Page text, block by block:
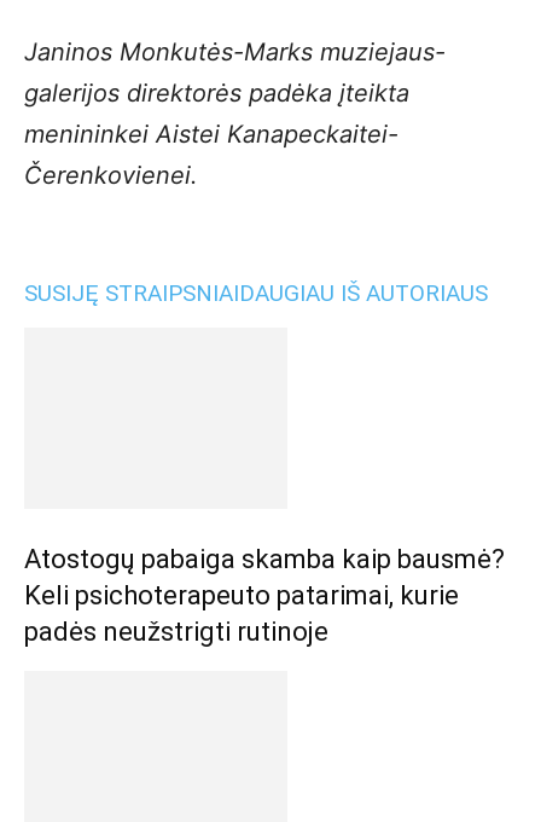
Janinos Monkutės-Marks muziejaus-
galerijos direktorės padėka įteikta
menininkei Aistei Kanapeckaitei-
Čerenkovienei.
SUSIJĘ STRAIPSNIAIDAUGIAU IŠ AUTORIAUS
Atostogų pabaiga skamba kaip bausmė?
Keli psichoterapeuto patarimai, kurie
padės neužstrigti rutinoje